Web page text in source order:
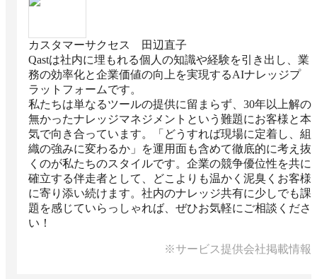
カスタマーサクセス 田辺直子
Qastは社内に埋もれる個人の知識や経験を引き出し、業
務の効率化と企業価値の向上を実現するAIナレッジプ
ラットフォームです。
私たちは単なるツールの提供に留まらず、30年以上解の
無かったナレッジマネジメントという難題にお客様と本
気で向き合っています。「どうすれば現場に定着し、組
織の強みに変わるか」を運用面も含めて徹底的に考え抜
くのが私たちのスタイルです。企業の競争優位性を共に
確立する伴走者として、どこよりも温かく泥臭くお客様
に寄り添い続けます。社内のナレッジ共有に少しでも課
題を感じていらっしゃれば、ぜひお気軽にご相談くださ
い！
※サービス提供会社掲載情報